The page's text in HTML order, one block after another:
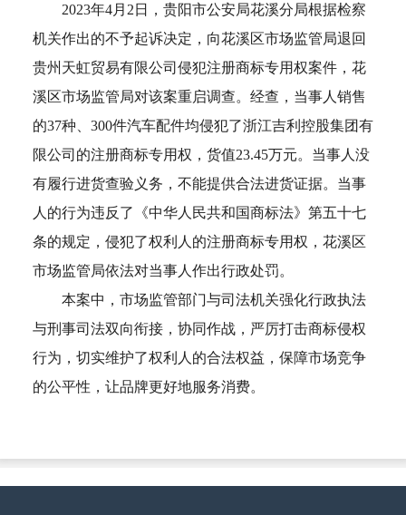
2023年4月2日，贵阳市公安局花溪分局根据检察
机关作出的不予起诉决定，向花溪区市场监管局退回
贵州天虹贸易有限公司侵犯注册商标专用权案件，花
溪区市场监管局对该案重启调查。经查，当事人销售
的37种、300件汽车配件均侵犯了浙江吉利控股集团有
限公司的注册商标专用权，货值23.45万元。当事人没
有履行进货查验义务，不能提供合法进货证据。当事
人的行为违反了《中华人民共和国商标法》第五十七
条的规定，侵犯了权利人的注册商标专用权，花溪区
市场监管局依法对当事人作出行政处罚。
本案中，市场监管部门与司法机关强化行政执法
与刑事司法双向衔接，协同作战，严厉打击商标侵权
行为，切实维护了权利人的合法权益，保障市场竞争
的公平性，让品牌更好地服务消费。